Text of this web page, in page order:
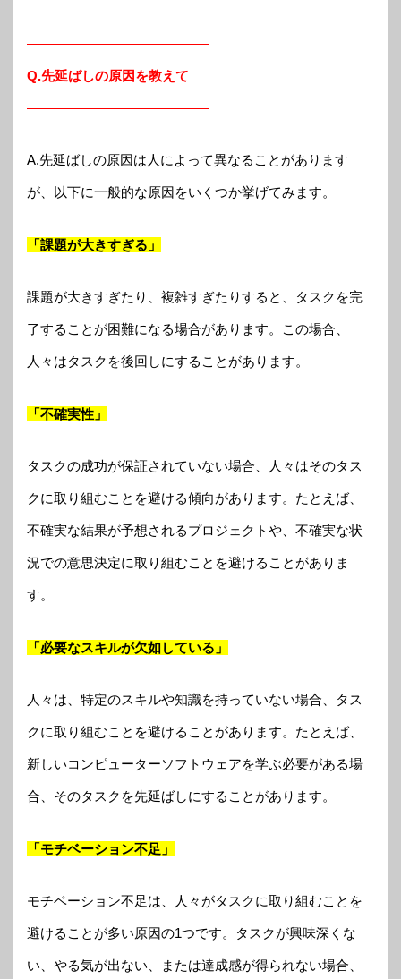
—————————————–
Q.先延ばしの原因を教えて
—————————————–
A.先延ばしの原因は人によって異なることがあります
が、以下に一般的な原因をいくつか挙げてみます。
「課題が大きすぎる」
課題が大きすぎたり、複雑すぎたりすると、タスクを完
了することが困難になる場合があります。この場合、
人々はタスクを後回しにすることがあります。
「不確実性」
タスクの成功が保証されていない場合、人々はそのタス
クに取り組むことを避ける傾向があります。たとえば、
不確実な結果が予想されるプロジェクトや、不確実な状
況での意思決定に取り組むことを避けることがありま
す。
「必要なスキルが欠如している」
人々は、特定のスキルや知識を持っていない場合、タス
クに取り組むことを避けることがあります。たとえば、
新しいコンピューターソフトウェアを学ぶ必要がある場
合、そのタスクを先延ばしにすることがあります。
「モチベーション不足」
モチベーション不足は、人々がタスクに取り組むことを
避けることが多い原因の1つです。タスクが興味深くな
い、やる気が出ない、または達成感が得られない場合、